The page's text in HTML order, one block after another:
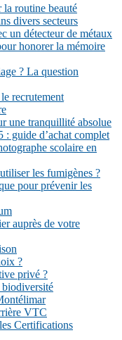
la routine beauté
divers secteurs
un détecteur de métaux
honorer la mémoire
? La question
recrutement
une tranquillité absolue
: guide d’achat complet
scolaire en
les fumigènes ?
pour prévenir les
auprès de votre
?
privé ?
biodiversité
VTC
Certifications